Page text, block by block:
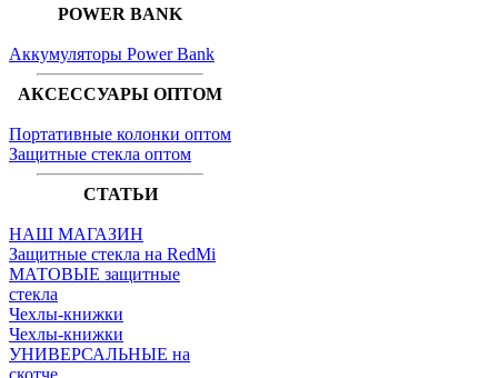
POWER BANK
Аккумуляторы Power Bank
АКСЕССУАРЫ ОПТОМ
Портативные колонки оптом
Защитные стекла оптом
СТАТЬИ
НАШ МАГАЗИН
Защитные стекла на RedMi
МАТОВЫЕ защитные
стекла
Чехлы-книжки
Чехлы-книжки
УНИВЕРСАЛЬНЫЕ на
скотче